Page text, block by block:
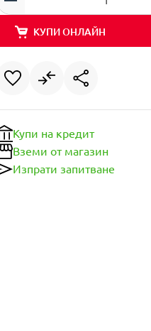
КУПИ ОНЛАЙН
Купи на кредит
Вземи от магазин
Изпрати запитване